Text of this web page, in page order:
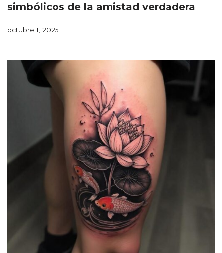
simbólicos de la amistad verdadera
octubre 1, 2025